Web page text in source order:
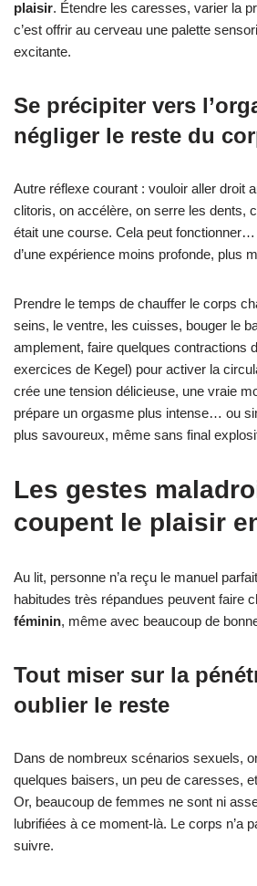
plaisir. Étendre les caresses, varier la
c’est offrir au cerveau une palette
excitante.
Se précipiter vers
négliger le reste du
Autre réflexe courant : vouloir aller droit
clitoris, on accélère, on serre les dents,
était une course. Cela peut
d’une expérience moins profonde, plus
Prendre le temps de chauffer le corps
seins, le ventre, les cuisses, bouger le
amplement, faire quelques contractions
exercices de Kegel) pour activer la
crée une tension délicieuse, une vraie
prépare un orgasme plus intense… ou
plus savoureux, même sans final
Les gestes
coupent le plaisir
Au lit, personne n’a reçu le manuel
habitudes très répandues peuvent faire
féminin, même avec beaucoup de
Tout miser sur la
oublier le reste
Dans de nombreux scénarios sexuels,
quelques baisers, un peu de caresses,
Or, beaucoup de femmes ne sont ni
lubrifiées à ce moment-là. Le corps n’a
suivre.